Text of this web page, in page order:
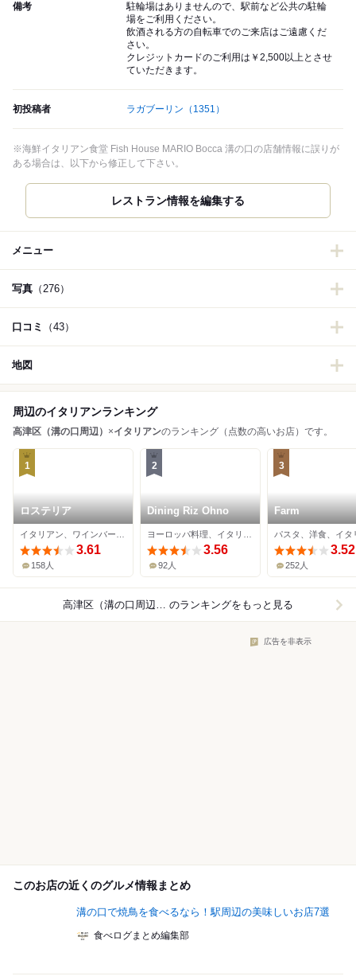
備考
駐輪場はありませんので、駅前など公共の駐輪
場をご利用ください。
飲酒される方の自転車でのご来店はご遠慮くだ
さい。
クレジットカードのご利用は￥2,500以上とさせ
ていただきます。
初投稿者 ラガブーリン （1351）
※海鮮イタリアン食堂 Fish House MARIO Bocca 溝の口の店舗情報に誤りが
ある場合は、以下から修正して下さい。
レストラン情報を編集する
メニュー
写真 （276）
口コミ （43）
地図
周辺のイタリアンランキング
高津区（溝の口周辺） ×イタリアンのランキング（点数の高いお店）です。
1
ロステリア
3.61
158人
2
Dining Riz Ohno
3.56
92人
3
Farm
パスタ、洋食、イタ
3.52
252人
高津区（溝の口周辺）×イタリアン のランキングをもっと見る
広告を非表示
このお店の近くのグルメ情報まとめ
溝の口で焼鳥を食べるなら！駅周辺の美味しいお店7選
食べログまとめ編集部